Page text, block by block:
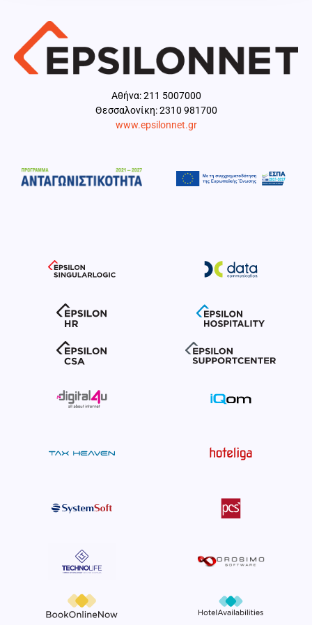
Aθήνα: 211 5007000
Θεσσαλονίκη: 2310 981700
www.epsilonnet.gr